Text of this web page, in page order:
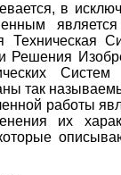
в
Техническая
Решения
так
работы
их